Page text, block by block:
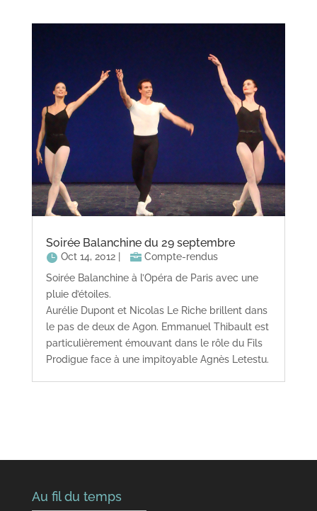
Soirée Balanchine du 29 septembre
Oct 14, 2012|
Compte-rendus
Soirée Balanchine à l’Opéra de Paris avec une
pluie d’étoiles.
Aurélie Dupont et Nicolas Le Riche brillent dans
le pas de deux de Agon. Emmanuel Thibault est
particulièrement émouvant dans le rôle du Fils
Prodigue face à une impitoyable Agnès Letestu.
Au fil du temps